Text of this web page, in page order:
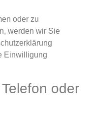
oder zu
werden wir Sie
Einwilligung
oder